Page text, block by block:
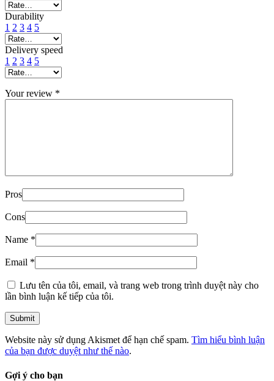
Durability
1 2 3 4 5
Delivery speed
1 2 3 4 5
Your review *
Pros
Cons
Name *
Email *
Lưu tên của tôi, email, và trang web trong trình duyệt này cho
lần bình luận kế tiếp của tôi.
Website này sử dụng Akismet để hạn chế spam. Tìm hiểu bình luận
của bạn được duyệt như thế nào.
Gợi ý cho bạn